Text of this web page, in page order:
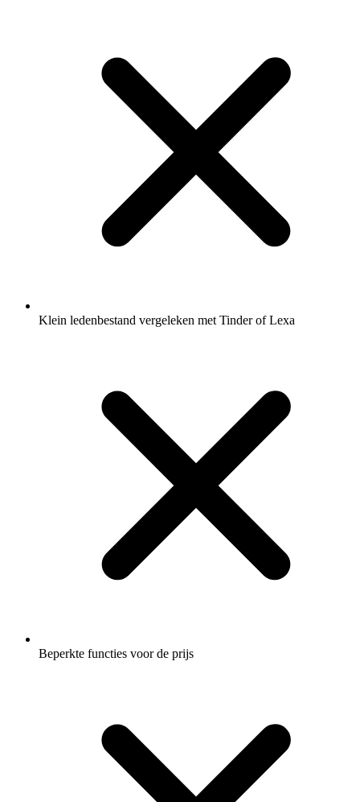
Klein ledenbestand vergeleken met Tinder of Lexa
Beperkte functies voor de prijs